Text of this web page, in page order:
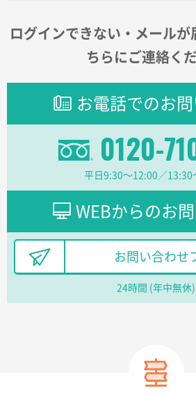
ターゲットから探す
目的・シーンから探す
ログインできない・メールが
ちらにご連絡く
お電話でのお
0120-
平日9:30〜12:00／13:30
WEBからのお
お問い合わせ
24時間 (年中無休)